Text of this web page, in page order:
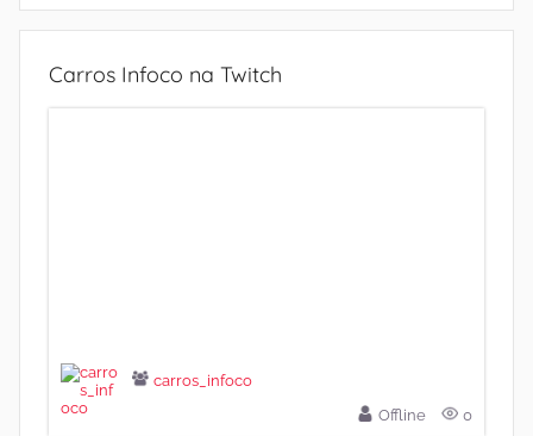
Carros Infoco na Twitch
carros_infoco
Offline
0